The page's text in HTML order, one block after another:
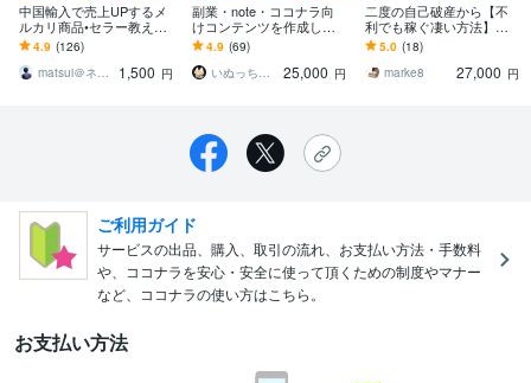
中国輸入で売上UPするメ
ルカリ商品•セラー教えま
す 優良セラー150名/売れ
てる商品リストを真似す
るだけです！
4.9 (126)
matsui＠ネット副業専門家
1,500 円
副業・note・ココナラ向
けコンテンツを作成しま
す 構成・文章・デザイン
まで。AIに作れないプロ
品質の専用商品を
4.9 (69)
いぬっち＠コンテンツ×仕組み化副業のプロ
25,000 円
二度の自己破産から【不
利でも稼ぐ凄い方法】教
えます ■■【8月限定｜大
特価対象】35,000円→27,
000円
5.0 (18)
marke8
27,000 円
ご利用ガイド
サービスの出品、購入、取引の流れ、お支払い方法・手数料
や、ココナラを安心・安全に使って頂くための制度やマナー
など、ココナラの使い方はこちら。
お支払い方法